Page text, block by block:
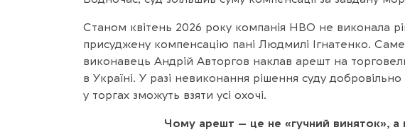
Станом квітень 2026 року компанія HBO не виконала
присуджену компенсацію пані Людмилі Ігнатенко.
виконавець Андрій Авторгов наклав арешт на
в Україні. У разі невиконання рішення суду
у торгах зможуть взяти усі охочі.
Чому арешт – це не «гучний виняток», а